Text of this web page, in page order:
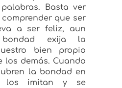
Basta ver
que ser
a ser feliz, aun
exija la
bien propio
los demás. Cuando
la bondad en
los imitan y se